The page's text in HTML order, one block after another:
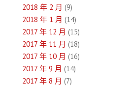
2018 年 2 月 (9)
2018 年 1 月 (14)
2017 年 12 月 (15)
2017 年 11 月 (18)
2017 年 10 月 (16)
2017 年 9 月 (14)
2017 年 8 月 (7)